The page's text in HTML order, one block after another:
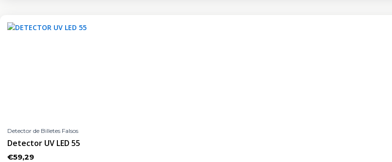
Detector de Billetes Falsos
Detector UV LED 55
€59,29